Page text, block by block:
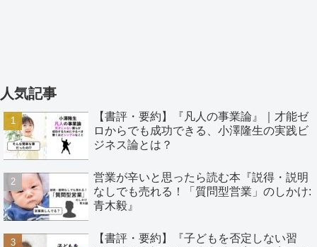
人気記事
【書評・要約】『凡人の事業論』｜才能ゼ
ロからでも成功できる、小澤隆生の実践ビ
ジネス論とは？
営業が辛いと思ったら読む本『説得・説明
なしでも売れる！「質問型営業」のしかけ:
青木毅』
【書評・要約】『子どもを否定しない習